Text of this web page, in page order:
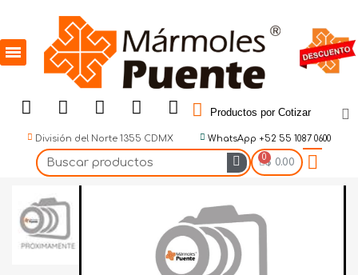
Productos por Cotizar
División del Norte 1355 CDMX WhatsApp +52 55 1087 0600
$ 0.00